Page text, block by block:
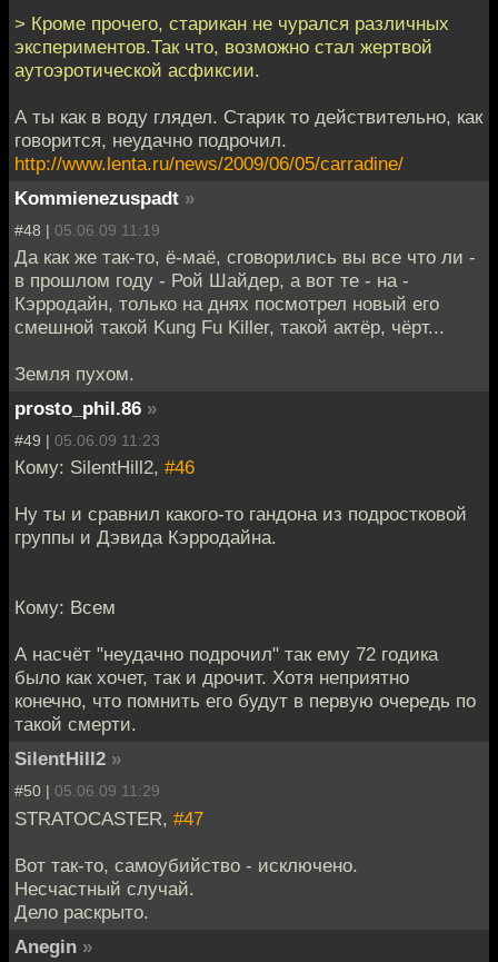
> Кроме прочего, старикан не чурался различных
экспериментов.Так что, возможно стал жертвой
аутоэротической асфиксии.
А ты как в воду глядел. Старик то действительно, как
говорится, неудачно подрочил.
http://www.lenta.ru/news/2009/06/05/carradine/
Kommienezuspadt »
#48 | 05.06.09 11:19
Да как же так-то, ё-маё, сговорились вы все что ли -
в прошлом году - Рой Шайдер, а вот те - на -
Кэрродайн, только на днях посмотрел новый его
смешной такой Kung Fu Killer, такой актёр, чёрт...
Земля пухом.
prosto_phil.86 »
#49 | 05.06.09 11:23
Кому: SilentHill2, #46
Ну ты и сравнил какого-то гандона из подростковой
группы и Дэвида Кэрродайна.
Кому: Всем
А насчёт "неудачно подрочил" так ему 72 годика
было как хочет, так и дрочит. Хотя неприятно
конечно, что помнить его будут в первую очередь по
такой смерти.
SilentHill2 »
#50 | 05.06.09 11:29
STRATOCASTER, #47
Вот так-то, самоубийство - исключено.
Несчастный случай.
Дело раскрыто.
Anegin »